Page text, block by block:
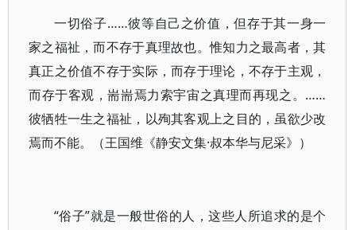
一切俗子……彼等自己之价值，但存于其一身一
家之福祉，而不存于真理故也。惟知力之最高者，其
真正之价值不存于实际，而存于理论，不存于主观，
而存于客观，耑耑焉力索宇宙之真理而再现之。……
彼牺牲一生之福祉，以殉其客观上之目的，虽欲少改
焉而不能。（王国维《静安文集·叔本华与尼采》）
“俗子”就是一般世俗的人，这些人所追求的是个